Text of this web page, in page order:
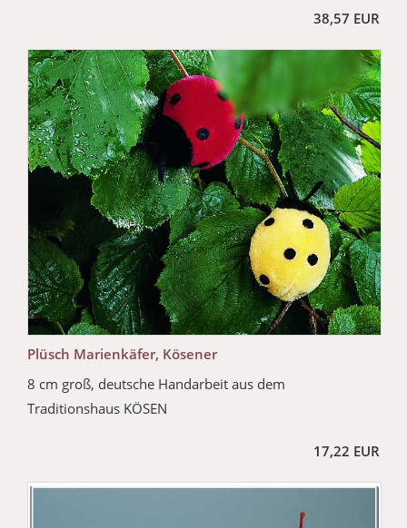
38,57 EUR
Plüsch Marienkäfer, Kösener
8 cm groß, deutsche Handarbeit aus dem
Traditionshaus KÖSEN
17,22 EUR